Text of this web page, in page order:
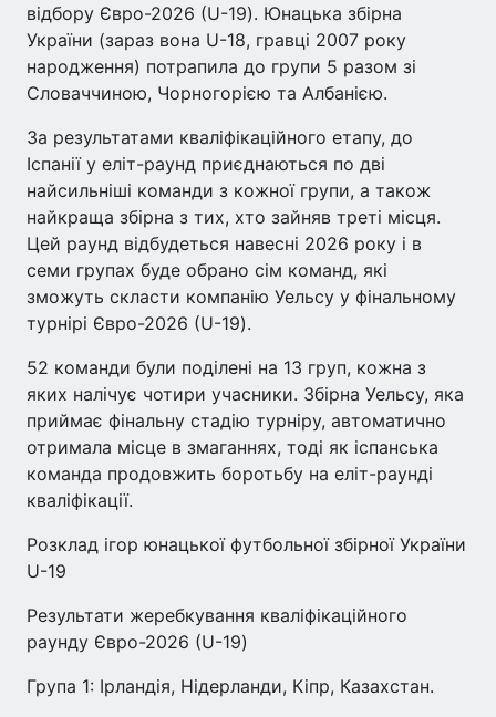
відбору Євро-2026 (U-19). Юнацька збірна
України (зараз вона U-18, гравці 2007 року
народження) потрапила до групи 5 разом зі
Словаччиною, Чорногорією та Албанією.
За результатами кваліфікаційного етапу, до
Іспанії у еліт-раунд приєднаються по дві
найсильніші команди з кожної групи, а також
найкраща збірна з тих, хто зайняв треті місця.
Цей раунд відбудеться навесні 2026 року і в
семи групах буде обрано сім команд, які
зможуть скласти компанію Уельсу у фінальному
турнірі Євро-2026 (U-19).
52 команди були поділені на 13 груп, кожна з
яких налічує чотири учасники. Збірна Уельсу, яка
приймає фінальну стадію турніру, автоматично
отримала місце в змаганнях, тоді як іспанська
команда продовжить боротьбу на еліт-раунді
кваліфікації.
Розклад ігор юнацької футбольної збірної України
U-19
Результати жеребкування кваліфікаційного
раунду Євро-2026 (U-19)
Група 1: Ірландія, Нідерланди, Кіпр, Казахстан.